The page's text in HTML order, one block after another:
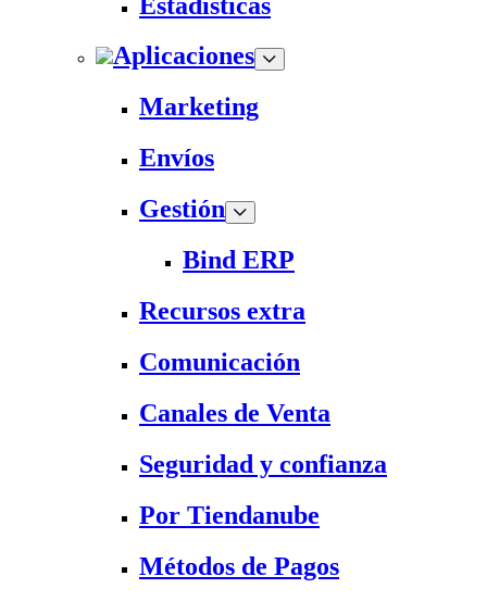
Aplicaciones
Marketing
Envíos
Gestión
Bind ERP
Recursos extra
Comunicación
Canales de Venta
Seguridad y confianza
Por Tiendanube
Métodos de Pagos